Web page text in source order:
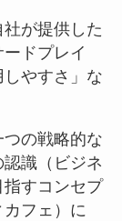
社が提供した
ドプレイ
やすさ」な
つの戦略的な
識（ビジネ
すコンセプ
カフェ）に